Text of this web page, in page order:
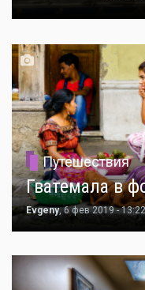
Путешествия
Гватемала в
Evgeny, 6 фев 2019 - 13:22